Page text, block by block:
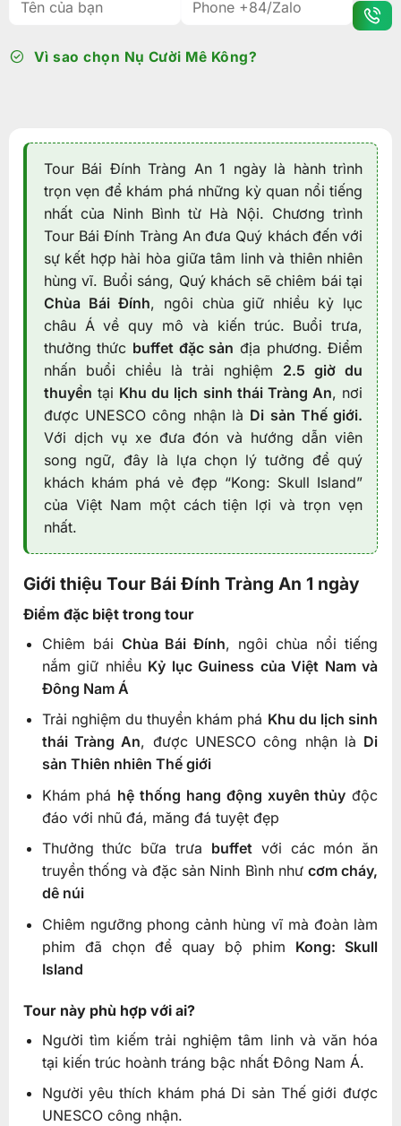
Vì sao chọn Nụ Cười Mê Kông?
Tour Bái Đính Tràng An 1 ngày là hành trình
trọn vẹn để khám phá những kỳ quan nổi tiếng
nhất của Ninh Bình từ Hà Nội. Chương trình
Tour Bái Đính Tràng An đưa Quý khách đến với
sự kết hợp hài hòa giữa tâm linh và thiên nhiên
hùng vĩ. Buổi sáng, Quý khách sẽ chiêm bái tại
Chùa Bái Đính, ngôi chùa giữ nhiều kỷ lục
châu Á về quy mô và kiến trúc. Buổi trưa,
thưởng thức buffet đặc sản địa phương. Điểm
nhấn buổi chiều là trải nghiệm 2.5 giờ du
thuyền tại Khu du lịch sinh thái Tràng An, nơi
được UNESCO công nhận là Di sản Thế giới.
Với dịch vụ xe đưa đón và hướng dẫn viên
song ngữ, đây là lựa chọn lý tưởng để quý
khách khám phá vẻ đẹp “Kong: Skull Island”
của Việt Nam một cách tiện lợi và trọn vẹn
nhất.
Giới thiệu Tour Bái Đính Tràng An 1 ngày
Điểm đặc biệt trong tour
Chiêm bái Chùa Bái Đính, ngôi chùa nổi tiếng
nắm giữ nhiều Kỷ lục Guiness của Việt Nam và
Đông Nam Á
Trải nghiệm du thuyền khám phá Khu du lịch sinh
thái Tràng An, được UNESCO công nhận là Di
sản Thiên nhiên Thế giới
Khám phá hệ thống hang động xuyên thủy độc
đáo với nhũ đá, măng đá tuyệt đẹp
Thưởng thức bữa trưa buffetvới các món ăn
truyền thống và đặc sản Ninh Bình nhưcơm cháy,
dê núi
Chiêm ngưỡng phong cảnh hùng vĩ mà đoàn làm
phim đã chọn để quay bộ phim Kong: Skull
Island
Tour này phù hợp với ai?
Người tìm kiếm trải nghiệm tâm linh và văn hóa
tại kiến trúc hoành tráng bậc nhất Đông Nam Á.
Người yêu thích khám phá Di sản Thế giới được
UNESCO công nhận.